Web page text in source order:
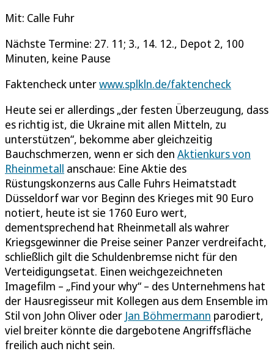
Mit: Calle Fuhr
Nächste Termine: 27. 11; 3., 14. 12., Depot 2, 100
Minuten, keine Pause
Faktencheck unterwww.splkln.de/faktencheck
Heute sei er allerdings „der festen Überzeugung, dass
es richtig ist, die Ukraine mit allen Mitteln, zu
unterstützen“, bekomme aber gleichzeitig
Bauchschmerzen, wenn er sich den Aktienkurs von
Rheinmetall anschaue: Eine Aktie des
Rüstungskonzerns aus Calle Fuhrs Heimatstadt
Düsseldorf war vor Beginn des Krieges mit 90 Euro
notiert, heute ist sie 1760 Euro wert,
dementsprechend hat Rheinmetall als wahrer
Kriegsgewinner die Preise seiner Panzer verdreifacht,
schließlich gilt die Schuldenbremse nicht für den
Verteidigungsetat. Einen weichgezeichneten
Imagefilm – „Find your why“ – des Unternehmens hat
der Hausregisseur mit Kollegen aus dem Ensemble im
Stil von John Oliver oder Jan Böhmermann parodiert,
viel breiter könnte die dargebotene Angriffsfläche
freilich auch nicht sein.